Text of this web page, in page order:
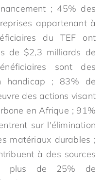
; 45% des
appartenant à
du TEF ont
de $2,3 milliards de
sont des
handicap ; 83% de
des actions visant
en Afrique ; 91%
sur l'élimination
matériaux durables ;
à des sources
; plus de 25% de